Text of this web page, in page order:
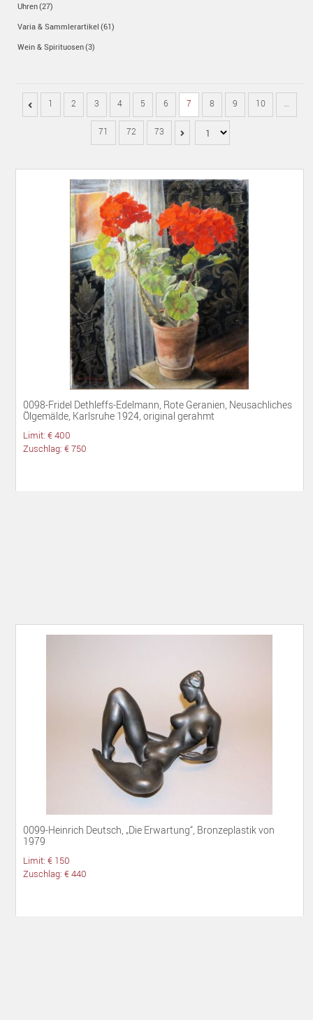
1 2 3 4 5 6 7 8 9 10 …
71 72 73
0098-Fridel Dethleffs-Edelmann, Rote Geranien, Neusachliches
Ölgemälde, Karlsruhe 1924, original gerahmt
Limit: € 400
Zuschlag: € 750
0099-Heinrich Deutsch, „Die Erwartung“, Bronzeplastik von
1979
Limit: € 150
Zuschlag: € 440
Uhren(27)
Varia & Sammlerartikel (61)
Wein & Spirituosen(3)